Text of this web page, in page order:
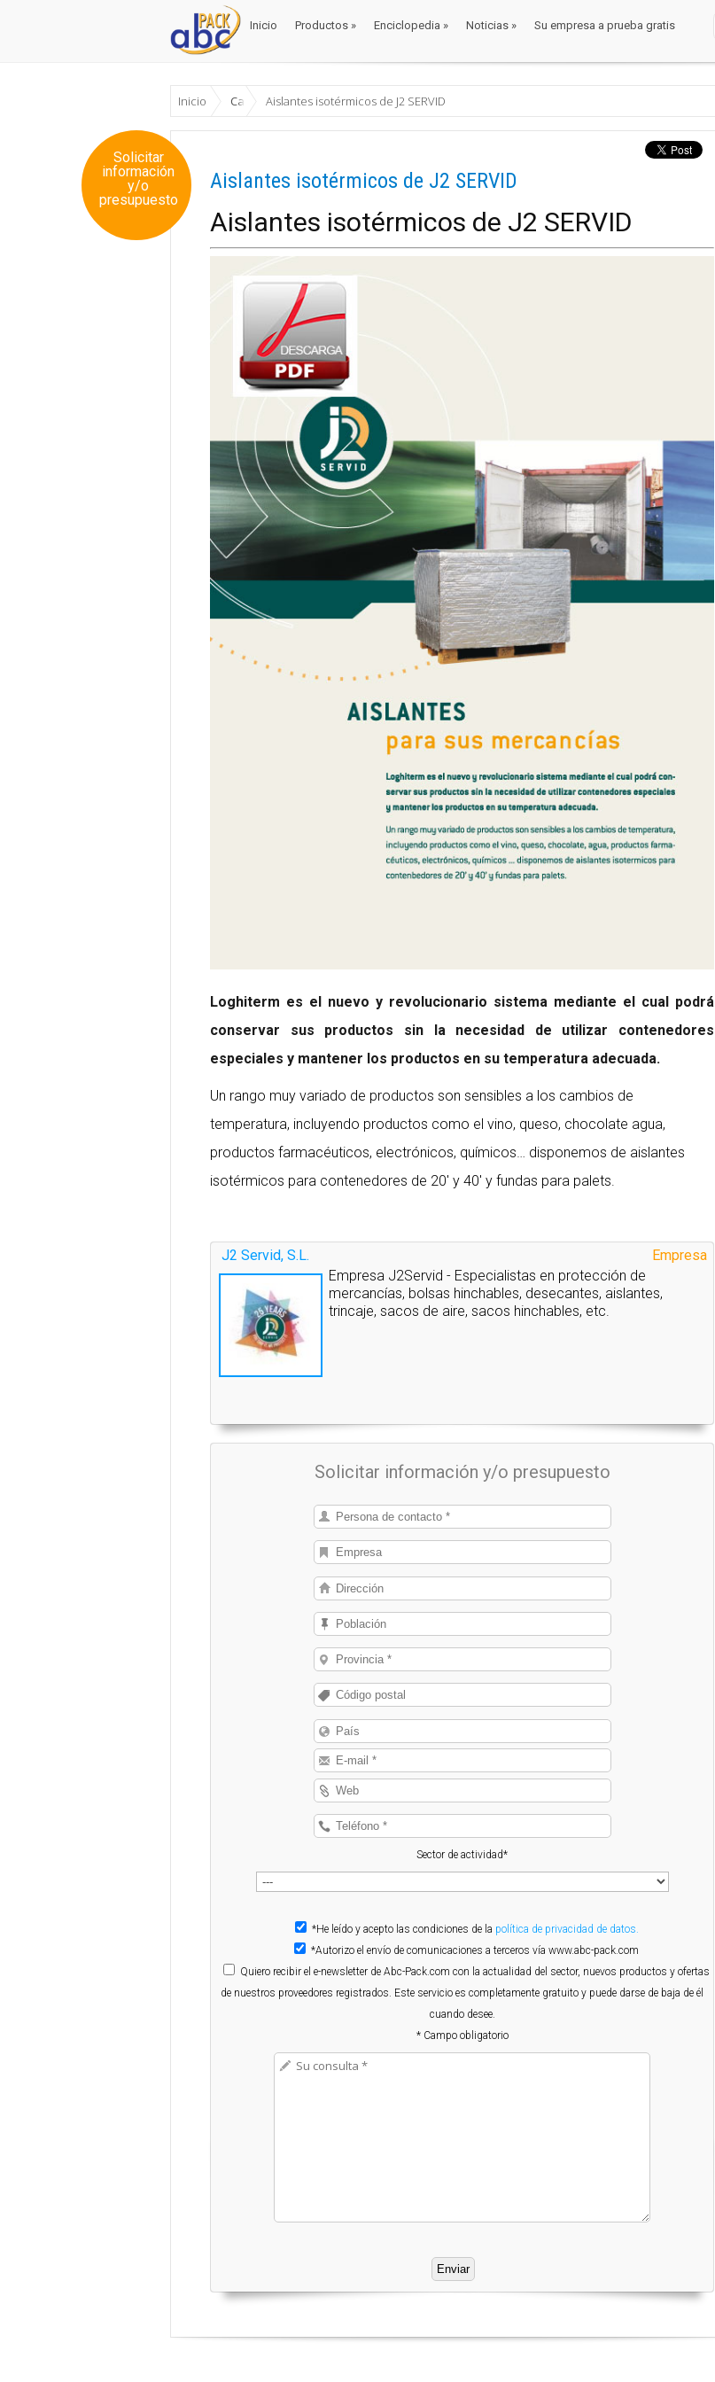
Inicio Productos » Enciclopedia » Noticias » Su empresa a prueba gratis
Inicio CatalogosAislantes isotérmicos de J2 SERVID
Solicitar
información
y/o
presupuesto
Aislantes isotérmicos de J2 SERVID
Aislantes isotérmicos de J2 SERVID
Loghiterm es el nuevo y revolucionario sistema mediante el cual podrá
conservar sus productos sin la necesidad de utilizar contenedores
especiales y mantener los productos en su temperatura adecuada.
Un rango muy variado de productos son sensibles a los cambios de
temperatura, incluyendo productos como el vino, queso, chocolate agua,
productos farmacéuticos, electrónicos, químicos… disponemos de aislantes
isotérmicos para contenedores de 20′ y 40′ y fundas para palets.
Empresa
J2 Servid, S.L.
Empresa J2Servid - Especialistas en protección de
mercancías, bolsas hinchables, desecantes, aislantes,
trincaje, sacos de aire, sacos hinchables, etc.
Solicitar información y/o presupuesto
Sector de actividad*
*He leído y acepto las condiciones de la política de privacidad de datos.
*Autorizo el envío de comunicaciones a terceros vía www.abc-pack.com
Quiero recibir el e-newsletter de Abc-Pack.com con la actualidad del sector, nuevos productos y ofertas
de nuestros proveedores registrados. Este servicio es completamente gratuito y puede darse de baja de él
cuando desee.
* Campo obligatorio